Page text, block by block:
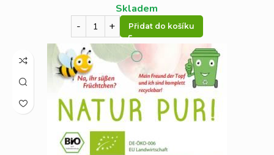
Skladem
Přidat do košíku